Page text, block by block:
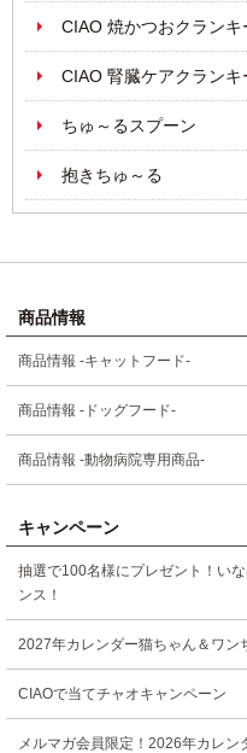
CIAO 焼かつおクランキ
CIAO 腎臓ケアクランキ
ちゅ～るスプーン
抱きちゅ～る
商品情報
商品情報 -キャットフード-
商品情報 -ドッグフード-
商品情報 -動物病院専用商品-
キャンペーン
抽選で100名様にプレゼント！い
ンス！
2027年カレンダー猫ちゃん＆ワン
CIAOで当てチャオキャンペーン
メルマガ会員限定！2026年カレン